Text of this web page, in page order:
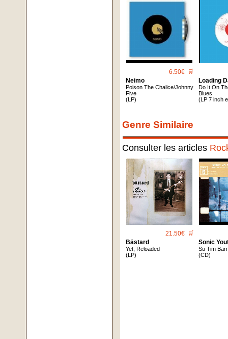
6.50€ 🛒
Neimo
Poison The Chalice/Johnny
Five
(LP)
Loading
Do It On
Blues
(LP 7 inch
Genre Similaire
Consulter les articles
21.50€ 🛒
Bästard
Yet, Reloaded
(LP)
Sonic
Su Tim
(CD)